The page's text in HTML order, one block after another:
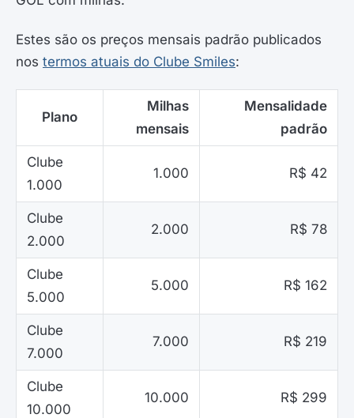
Estes são os preços mensais padrão publicados
nos termos atuais do Clube Smiles:
Plano
Milhas
mensais
Mensalidade
padrão
Clube
1.000
1.000 R$ 42
Clube
2.000
2.000 R$ 78
Clube
5.000
5.000 R$ 162
Clube
7.000
7.000 R$ 219
Clube
10.000
10.000 R$ 299